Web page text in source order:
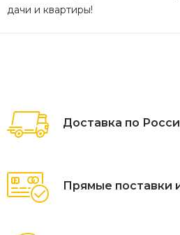
дачи и квартиры!
Доставка по
Прямые поставки